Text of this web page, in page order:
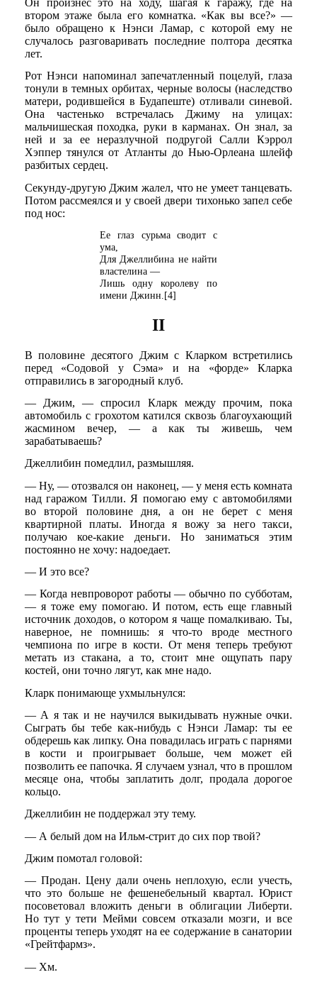
Он произнес это на ходу, шагая к гаражу, где на
втором этаже была его комнатка. «Как вы все?» —
было обращено к Нэнси Ламар, с которой ему не
случалось разговаривать последние полтора десятка
лет.
Рот Нэнси напоминал запечатленный поцелуй, глаза
тонули в темных орбитах, черные волосы (наследство
матери, родившейся в Будапеште) отливали синевой.
Она частенько встречалась Джиму на улицах:
мальчишеская походка, руки в карманах. Он знал, за
ней и за ее неразлучной подругой Салли Кэррол
Хэппер тянулся от Атланты до Нью-Орлеана шлейф
разбитых сердец.
Секунду-другую Джим жалел, что не умеет танцевать.
Потом рассмеялся и у своей двери тихонько запел себе
под нос:
Ее глаз сурьма сводит с
ума,
Для Джеллибина не найти
властелина —
Лишь одну королеву по
имени Джинн.[4]
II
В половине десятого Джим с Кларком встретились
перед «Содовой у Сэма» и на «форде» Кларка
отправились в загородный клуб.
— Джим, — спросил Кларк между прочим, пока
автомобиль с грохотом катился сквозь благоухающий
жасмином вечер, — а как ты живешь, чем
зарабатываешь?
Джеллибин помедлил, размышляя.
— Ну, — отозвался он наконец, — у меня есть комната
над гаражом Тилли. Я помогаю ему с автомобилями
во второй половине дня, а он не берет с меня
квартирной платы. Иногда я вожу за него такси,
получаю кое-какие деньги. Но заниматься этим
постоянно не хочу: надоедает.
— И это все?
— Когда невпроворот работы — обычно по субботам,
— я тоже ему помогаю. И потом, есть еще главный
источник доходов, о котором я чаще помалкиваю. Ты,
наверное, не помнишь: я что-то вроде местного
чемпиона по игре в кости. От меня теперь требуют
метать из стакана, а то, стоит мне ощупать пару
костей, они точно лягут, как мне надо.
Кларк понимающе ухмыльнулся:
— А я так и не научился выкидывать нужные очки.
Сыграть бы тебе как-нибудь с Нэнси Ламар: ты ее
обдерешь как липку. Она повадилась играть с парнями
в кости и проигрывает больше, чем может ей
позволить ее папочка. Я случаем узнал, что в прошлом
месяце она, чтобы заплатить долг, продала дорогое
кольцо.
Джеллибин не поддержал эту тему.
— А белый дом на Ильм-стрит до сих пор твой?
Джим помотал головой:
— Продан. Цену дали очень неплохую, если учесть,
что это больше не фешенебельный квартал. Юрист
посоветовал вложить деньги в облигации Либерти.
Но тут у тети Мейми совсем отказали мозги, и все
проценты теперь уходят на ее содержание в санатории
«Грейтфармз».
— Хм.